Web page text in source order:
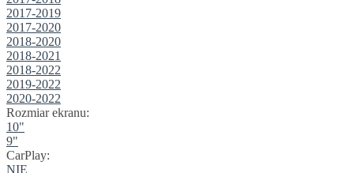
2017-2019
2017-2020
2018-2020
2018-2021
2018-2022
2019-2022
2020-2022
Rozmiar ekranu:
10"
9"
CarPlay:
NIE